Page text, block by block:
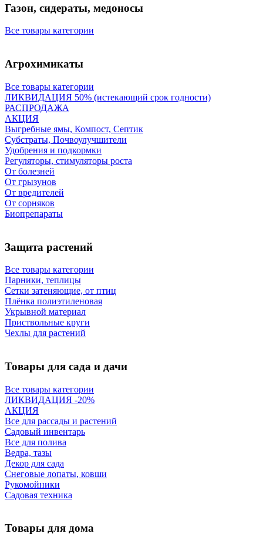
Газон, сидераты, медоносы
Все товары категории
Агрохимикаты
Все товары категории
ЛИКВИДАЦИЯ 50% (истекающий срок годности)
РАСПРОДАЖА
АКЦИЯ
Выгребные ямы, Компост, Септик
Субстраты, Почвоулучшители
Удобрения и подкормки
Регуляторы, стимуляторы роста
От болезней
От грызунов
От вредителей
От сорняков
Биопрепараты
Защита растений
Все товары категории
Парники, теплицы
Сетки затеняющие, от птиц
Плёнка полиэтиленовая
Укрывной материал
Приствольные круги
Чехлы для растений
Товары для сада и дачи
Все товары категории
ЛИКВИДАЦИЯ -20%
АКЦИЯ
Все для рассады и растений
Садовый инвентарь
Все для полива
Ведра, тазы
Декор для сада
Снеговые лопаты, ковши
Рукомойники
Садовая техника
Товары для дома